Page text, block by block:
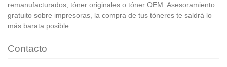
remanufacturados, tóner originales o tóner OEM. Asesoramiento
gratuito sobre impresoras, la compra de tus tóneres te saldrá lo
más barata posible.
Contacto